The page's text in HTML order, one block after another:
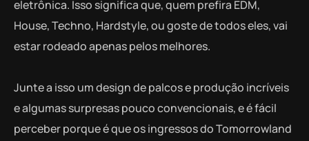
eletrônica. Isso significa que, quem prefira EDM,
House, Techno, Hardstyle, ou goste de todos eles, vai
estar rodeado apenas pelos melhores.
Junte a isso um design de palcos e produção incríveis
e algumas surpresas pouco convencionais, e é fácil
perceber porque é que os ingressos do Tomorrowland